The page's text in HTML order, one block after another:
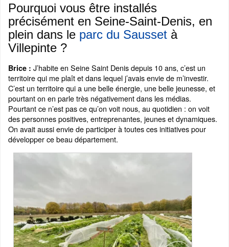
Pourquoi vous être installés
précisément en Seine-Saint-Denis, en
plein dans le parc du Sausset à
Villepinte ?
Brice : J’habite en Seine Saint Denis depuis 10 ans, c’est un
territoire qui me plaît et dans lequel j’avais envie de m’investir.
C’est un territoire qui a une belle énergie, une belle jeunesse, et
pourtant on en parle très négativement dans les médias.
Pourtant ce n’est pas ce qu’on voit nous, au quotidien : on voit
des personnes positives, entreprenantes, jeunes et dynamiques.
On avait aussi envie de participer à toutes ces initiatives pour
développer ce beau département.